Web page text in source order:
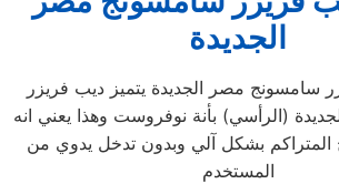
الجديدة
سامسونج مصر الجديدة يتميز ديب فريزر
(الرأسي) بأنة نوفروست وهذا يعني انه
المتراكم بشكل آلي وبدون تدخل يدوي من
المستخدم